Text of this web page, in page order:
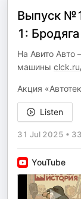
Выпуск
1:
На Авито Авто
машины
Акция
Listen
31 Jul 2025 •
YouTube